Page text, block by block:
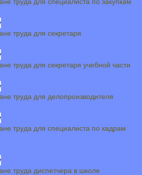
труда для секретаря
труда для секретаря учебной части
труда для делопроизводителя
труда для специалиста по кадрам
труда диспетчера в школе